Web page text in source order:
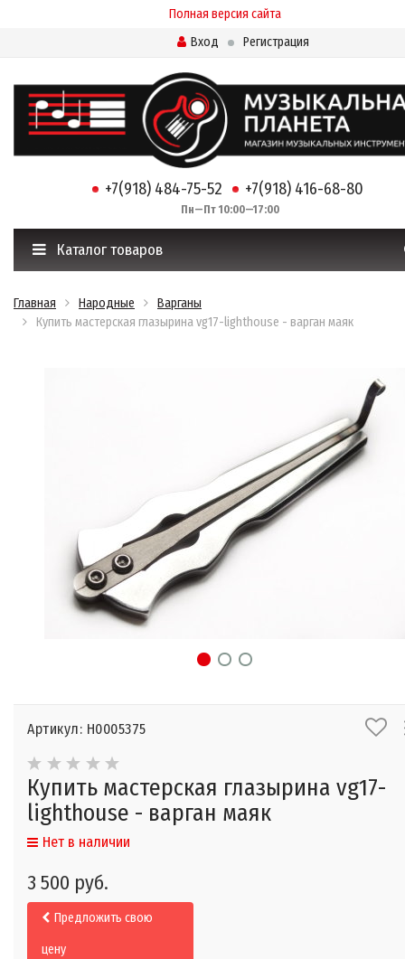
Полная версия сайта
Вход
Регистрация
+7(918) 484-75-52 +7(918) 416-68-80
Пн—Пт 10:00—17:00
Каталог товаров
Главная Народные
Варганы
Купить мастерская глазырина vg17-lighthouse - варган маяк
Артикул: Н0005375
Купить мастерская глазырина vg17-
lighthouse - варган маяк
Нет в наличии
3 500 руб.
Предложить свою
цену